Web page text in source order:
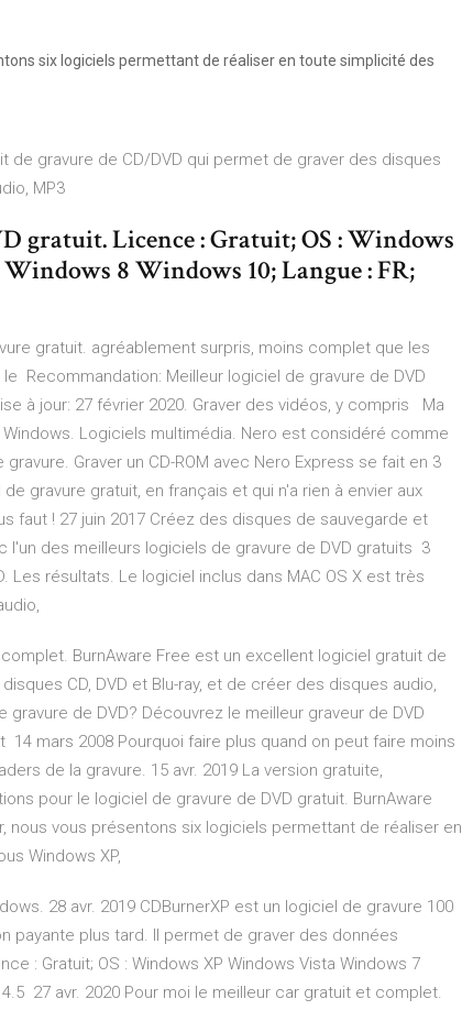
six logiciels permettant de réaliser en toute simplicité des
de gravure de CD/DVD qui permet de graver des disques
MP3
gratuit. Licence : Gratuit; OS : Windows
8 Windows 10; Langue : FR;
gratuit. agréablement surpris, moins complet que les
Recommandation: Meilleur logiciel de gravure de DVD
à jour: 27 février 2020. Graver des vidéos, y compris Ma
Logiciels multimédia. Nero est considéré comme
Graver un CD-ROM avec Nero Express se fait en 3
gravure gratuit, en français et qui n'a rien à envier aux
faut ! 27 juin 2017 Créez des disques de sauvegarde et
l'un des meilleurs logiciels de gravure de DVD gratuits 3
Les résultats. Le logiciel inclus dans MAC OS X est très
BurnAware Free est un excellent logiciel gratuit de
CD, DVD et Blu-ray, et de créer des disques audio,
de DVD? Découvrez le meilleur graveur de DVD
mars 2008 Pourquoi faire plus quand on peut faire moins
de la gravure. 15 avr. 2019 La version gratuite,
pour le logiciel de gravure de DVD gratuit. BurnAware
nous vous présentons six logiciels permettant de réaliser en
Windows XP,
28 avr. 2019 CDBurnerXP est un logiciel de gravure 100
payante plus tard. Il permet de graver des données
: Gratuit; OS : Windows XP Windows Vista Windows 7
27 avr. 2020 Pour moi le meilleur car gratuit et complet.